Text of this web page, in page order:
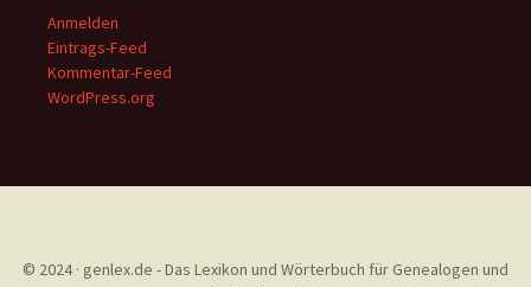
Anmelden
Eintrags-Feed
Kommentar-Feed
WordPress.org
© 2024 · genlex.de - Das Lexikon und Wörterbuch für Genealogen und